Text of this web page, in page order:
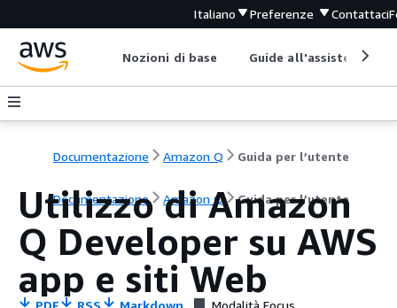
Italiano Preferenze Contattaci
Nozioni di base Guide all'assistenza
Documentazione Amazon Q Guida per l’utente
Documentazione Amazon Q Guida per l’utente
Utilizzo di Amazon
Q Developer su AWS
app e siti Web
PDF RSS Markdown Modalità Focus